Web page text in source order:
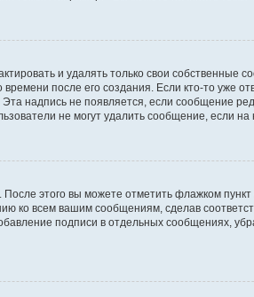
и удалять только свои собственные
после его создания. Если кто-то уже
надпись не появляется, если сообщение
не могут удалить сообщение, если на
этого вы можете отметить флажком пункт
ко всем вашим сообщениям, сделав
подписи в отдельных сообщениях,